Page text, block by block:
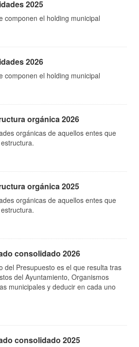
2025
componen el holding municipal
2026
componen el holding municipal
orgánica 2026
orgánicas de aquellos entes que
orgánica 2025
orgánicas de aquellos entes que
consolidado 2026
del Presupuesto es el que resulta tras
del Ayuntamiento, Organismos
municipales y deducir en cada uno
consolidado 2025